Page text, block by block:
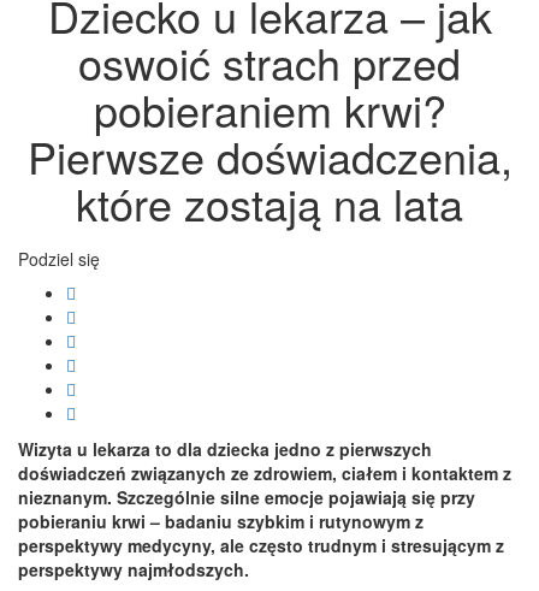
Dziecko u lekarza – jak
oswoić strach przed
pobieraniem krwi?
Pierwsze doświadczenia,
które zostają na lata
Podziel się
Wizyta u lekarza to dla dziecka jedno z pierwszych
doświadczeń związanych ze zdrowiem, ciałem i kontaktem z
nieznanym. Szczególnie silne emocje pojawiają się przy
pobieraniu krwi – badaniu szybkim i rutynowym z
perspektywy medycyny, ale często trudnym i stresującym z
perspektywy najmłodszych.